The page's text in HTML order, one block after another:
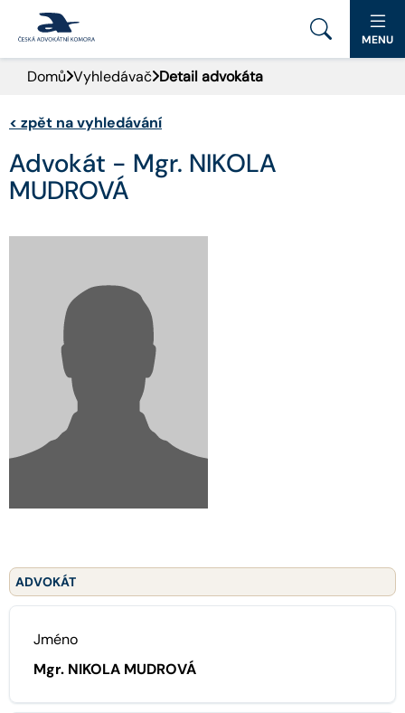
PORTÁL ČAK
DOMŮ
AKTUALITY
ADVOKÁTNÍ DENÍK
KONTAKT
MENU
Domů Vyhledávač Detail advokáta
< zpět na vyhledávání
Advokát - Mgr. NIKOLA
MUDROVÁ
ADVOKÁT
Jméno
Mgr. NIKOLA MUDROVÁ